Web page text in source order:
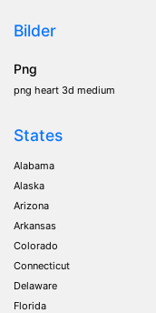
Bilder
Png
png heart 3d medium
States
Alabama
Alaska
Arizona
Arkansas
Colorado
Connecticut
Delaware
Florida